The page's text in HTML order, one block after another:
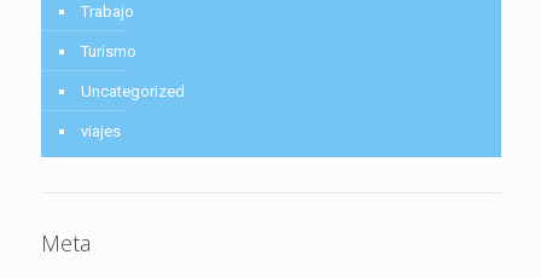
Trabajo
Turismo
Uncategorized
viajes
Meta